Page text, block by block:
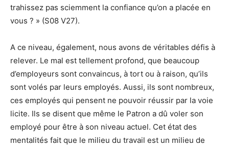
trahissez pas sciemment la confiance qu’on a placée en
vous ? » (S08 V27).
A ce niveau, également, nous avons de véritables défis à
relever. Le mal est tellement profond, que beaucoup
d’employeurs sont convaincus, à tort ou à raison, qu’ils
sont volés par leurs employés. Aussi, ils sont nombreux,
ces employés qui pensent ne pouvoir réussir par la voie
licite. Ils se disent que même le Patron a dû voler son
employé pour être à son niveau actuel. Cet état des
mentalités fait que le milieu du travail est un milieu de